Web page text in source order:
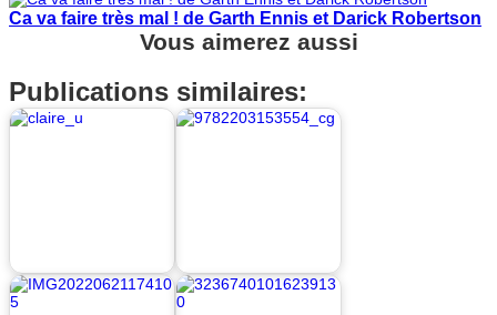
Ca va faire très mal ! de Garth Ennis et Darick Robertson
Vous aimerez aussi
Publications similaires: